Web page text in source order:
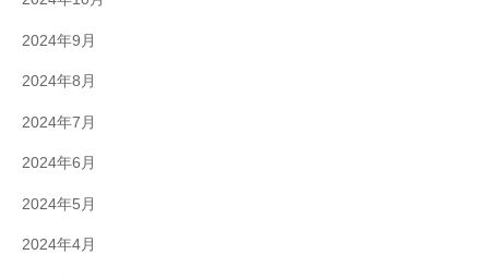
2024年9月
2024年8月
2024年7月
2024年6月
2024年5月
2024年4月